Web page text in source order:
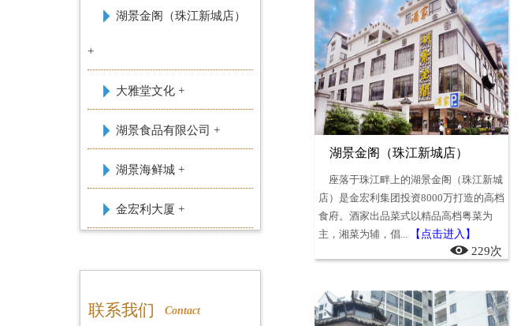
湖景金阁（珠江新城店）
+
大雅堂文化 +
湖景食品有限公司 +
湖景海鲜城 +
金宏利大厦 +
联系我们 Contact
湖景金阁（珠江新城店）
座落于珠江畔上的湖景金阁（珠江新城
店）是金宏利集团投资8000万打造的高档
食府。酒家出品菜式以精品高档粤菜为
主，湘菜为辅，倡...
【点击进入】
229次